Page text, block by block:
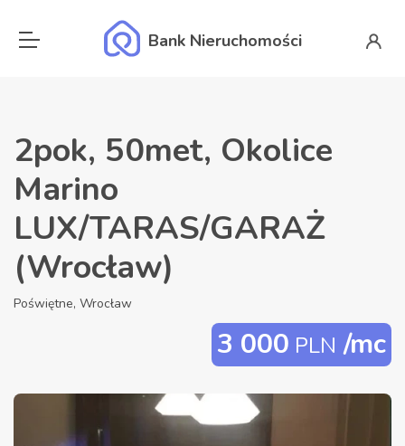
Bank Nieruchomości
2pok, 50met, Okolice
Marino
LUX/TARAS/GARAŻ
(Wrocław)
Poświętne, Wrocław
3 000 PLN /mc